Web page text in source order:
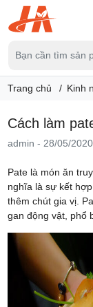
Trang chủ Kinh
Cách làm
admin - 28/05/2020
Pate là món ăn
nghĩa là sự kết
thêm chút gia vị.
gan động vật, phổ